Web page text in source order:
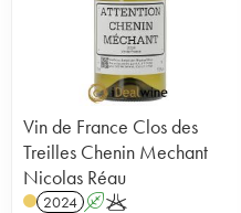
Vin de France Clos des
Treilles Chenin Mechant
Nicolas Réau
2024 AK